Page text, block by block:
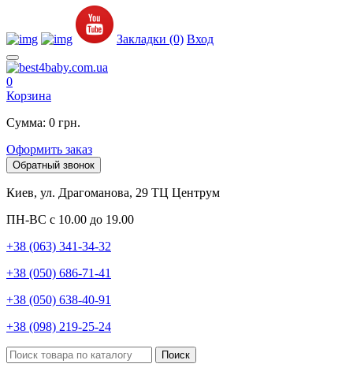
Закладки (0) Вход
0
Корзина
Сумма: 0 грн.
Оформить заказ
Обратный звонок
Киев, ул. Драгоманова, 29 ТЦ Центрум
ПН-ВС с 10.00 до 19.00
+38 (063) 341-34-32
+38 (050) 686-71-41
+38 (050) 638-40-91
+38 (098) 219-25-24
Поиск